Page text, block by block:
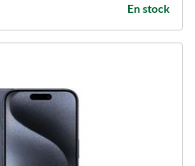
En stock